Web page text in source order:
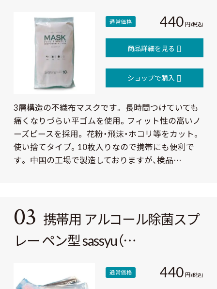
3層構造の不織布マスクです。 長時間つけていても
痛くなりづらい平ゴムを使用。フィット性の高いノ
ーズピースを採用。 花粉・飛沫・ホコリ等をカット。
使い捨てタイプ。10枚入りなので携帯にも便利で
す。 中国の工場で製造しておりますが、検品…
通常価格 440円(税込)
商品詳細を見る
ショップで購入
03 携帯用 アルコール除菌スプ
レー ペン型 sassyu（…
通常価格 440円(税込)